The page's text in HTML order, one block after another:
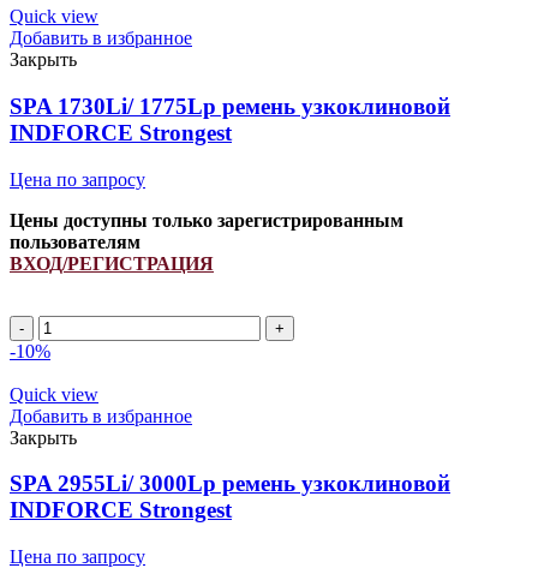
ремень
узкоклиновой
INDFORCE
Strongest
quantity
Quick view
Добавить в избранное
Закрыть
SPA 1730Li/ 1775Lp ремень узкоклиновой
INDFORCE Strongest
Цена по запросу
Цены доступны только зарегистрированным
пользователям
ВХОД/РЕГИСТРАЦИЯ
SPA
1730Li/
ремень
узкоклиновой
INDFORCE
Strongest
quantity
-10%
Quick view
Добавить в избранное
Закрыть
SPA 2955Li/ 3000Lp ремень узкоклиновой
INDFORCE Strongest
Цена по запросу